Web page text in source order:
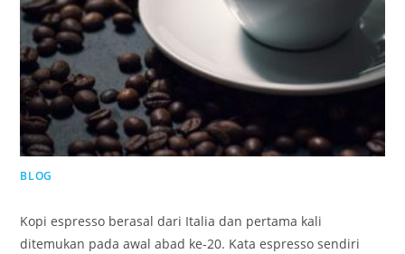
BLOG
Kopi espresso berasal dari Italia dan pertama kali
ditemukan pada awal abad ke-20. Kata espresso sendiri